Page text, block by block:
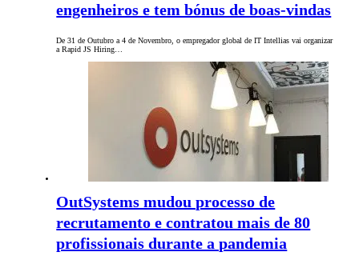
engenheiros e tem bónus de boas-vindas
De 31 de Outubro a 4 de Novembro, o empregador global de IT Intellias vai organizar
a Rapid JS Hiring…
OutSystems mudou processo de
recrutamento e contratou mais de 80
profissionais durante a pandemia